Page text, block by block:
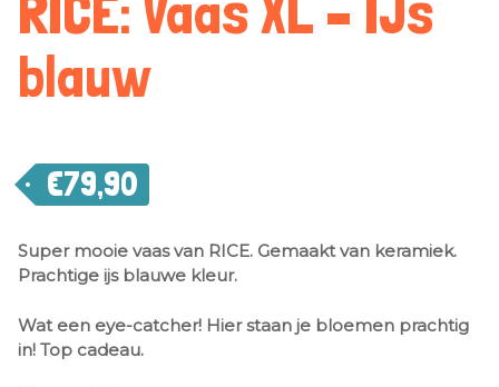
blauw
€79,90
Super mooie vaas van RICE. Gemaakt van keramiek.
Prachtige ijs blauwe kleur.
Wat een eye-catcher! Hier staan je bloemen prachtig
in! Top cadeau.